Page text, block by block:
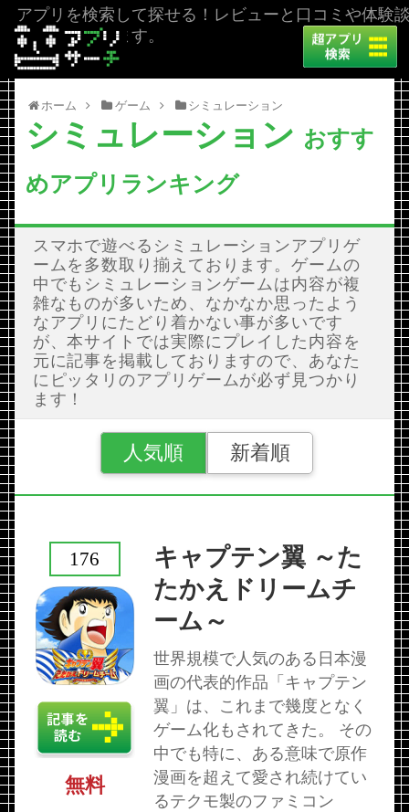
アプリを検索して探せる！レビューと口コミや体験
を掲載しています。
ホーム ゲーム シミュレーション
シミュレーション おすす
めアプリランキング
スマホで遊べるシミュレーションアプリゲ
ームを多数取り揃えております。ゲームの
中でもシミュレーションゲームは内容が複
雑なものが多いため、なかなか思ったよう
なアプリにたどり着かない事が多いです
が、本サイトでは実際にプレイした内容を
元に記事を掲載しておりますので、あなた
にピッタリのアプリゲームが必ず見つかり
ます！
人気順 新着順
キャプテン翼 ～た
たかえドリームチ
ーム～
世界規模で人気のある日本漫
画の代表的作品「キャプテン
翼」は、これまで幾度となく
ゲーム化もされてきた。 その
中でも特に、ある意味で原作
漫画を超えて愛され続けてい
るテクモ製のファミコン
176
無料